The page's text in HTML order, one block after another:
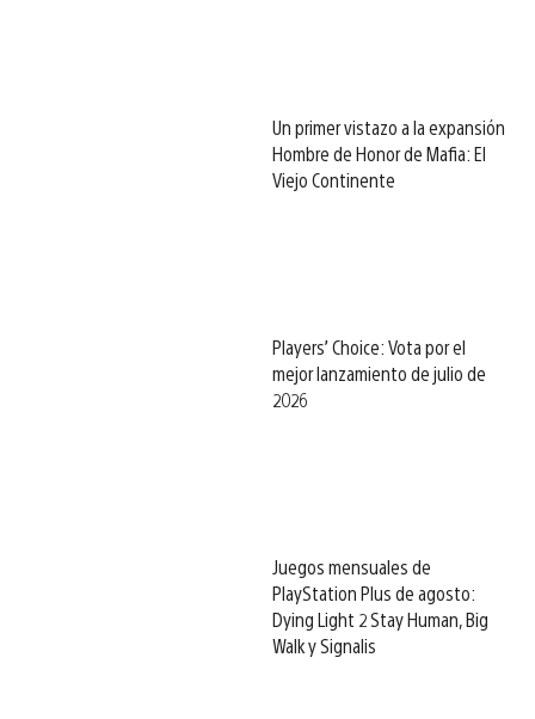
Un primer vistazo a la expansión
Hombre de Honor de Mafia: El
Viejo Continente
Players’ Choice: Vota por el
mejor lanzamiento de julio de
2026
Juegos mensuales de
PlayStation Plus de agosto:
Dying Light 2 Stay Human, Big
Walk y Signalis